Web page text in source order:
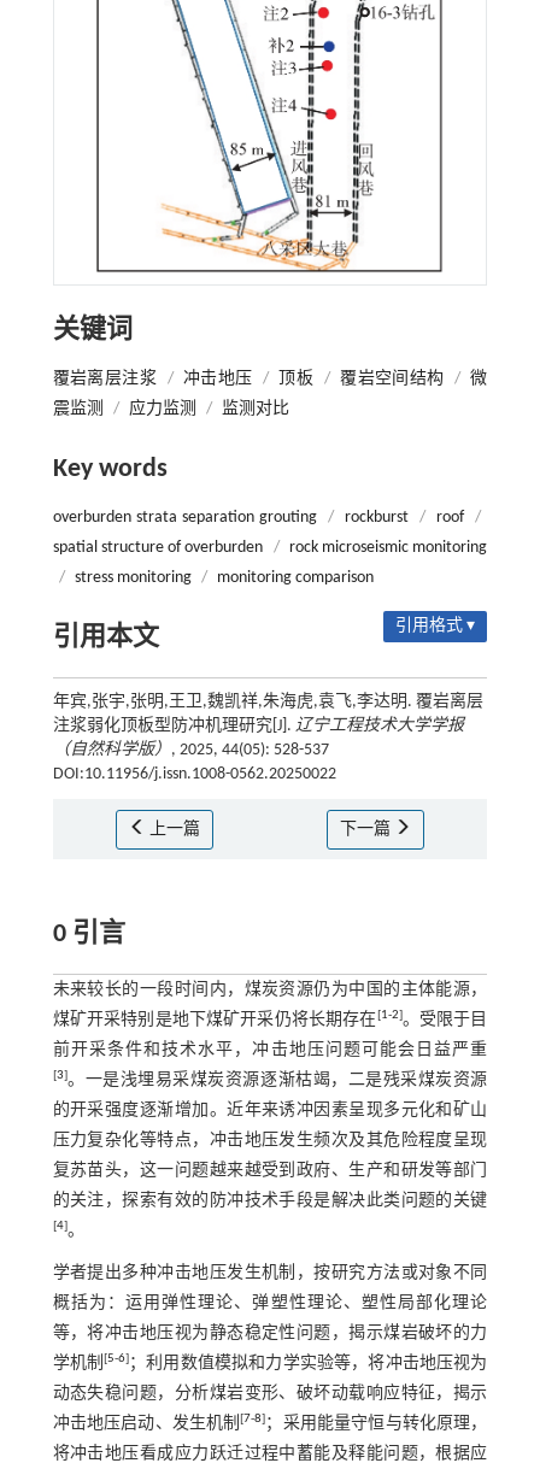
关键词
覆岩离层注浆 / 冲击地压 / 顶板 / 覆岩空间结构 / 微
震监测
/ 应力监测 / 监测对比
Key words
overburden strata separation grouting / rockburst / roof
/
spatial structure of overburden / rock microseismic monitoring
/ stress monitoring / monitoring comparison
引用本文 引用格式 ▾
年宾,张宇,张明,王卫,魏凯祥,朱海虎,袁飞,李达明. 覆岩离层
注浆弱化顶板型防冲机理研究[J]. 辽宁工程技术大学学报
（自然科学版） , 2025, 44(05): 528-537
DOI:10.11956/j.issn.1008-0562.20250022
上一篇 下一篇
0 引言
未来较长的一段时间内，煤炭资源仍为中国的主体能源，
煤矿开采特别是地下煤矿开采仍将长期存在 [1-2]。受限于目
前开采条件和技术水平，冲击地压问题可能会日益严重
[3]。一是浅埋易采煤炭资源逐渐枯竭，二是残采煤炭资源
的开采强度逐渐增加。近年来诱冲因素呈现多元化和矿山
压力复杂化等特点，冲击地压发生频次及其危险程度呈现
复苏苗头，这一问题越来越受到政府、生产和研发等部门
的关注，探索有效的防冲技术手段是解决此类问题的关键
[4]。
学者提出多种冲击地压发生机制，按研究方法或对象不同
概括为：运用弹性理论、弹塑性理论、塑性局部化理论
等，将冲击地压视为静态稳定性问题，揭示煤岩破坏的力
学机制[5-6] ；利用数值模拟和力学实验等，将冲击地压视为
动态失稳问题，分析煤岩变形、破坏动载响应特征，揭示
冲击地压启动、发生机制[7-8] ；采用能量守恒与转化原理，
将冲击地压看成应力跃迁过程中蓄能及释能问题，根据应